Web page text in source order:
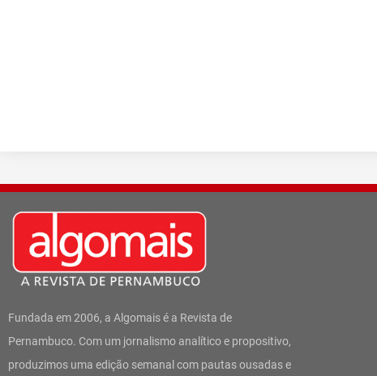
Fundada em 2006, a Algomais é a Revista de
Pernambuco. Com um jornalismo analítico e propositivo,
produzimos uma edição semanal com pautas ousadas e